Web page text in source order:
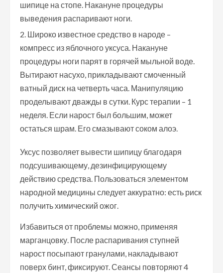
шипице на стопе. Накануне процедуры
выведения распаривают ноги.
Широко известное средство в народе –
компресс из яблочного уксуса. Накануне
процедуры ноги парят в горячей мыльной воде.
Вытирают насухо, прикладывают смоченный
ватный диск на четверть часа. Манипуляцию
проделывают дважды в сутки. Курс терапии – 1
неделя. Если нарост был большим, может
остаться шрам. Его смазывают соком алоэ.
Уксус позволяет вывести шипицу благодаря
подсушивающему, дезинфицирующему
действию средства. Пользоваться элементом
народной медицины следует аккуратно: есть риск
получить химический ожог.
Избавиться от проблемы можно, применяя
марганцовку. После распаривания ступней
нарост посыпают гранулами, накладывают
поверх бинт, фиксируют. Сеансы повторяют 4